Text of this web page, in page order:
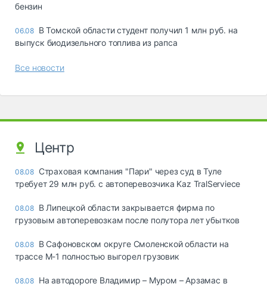
бензин
06.08 В Томской области студент получил 1 млн руб. на
выпуск биодизельного топлива из рапса
Все новости
Центр
08.08 Страховая компания "Пари" через суд в Туле
требует 29 млн руб. с автоперевозчика Kaz TralServiece
08.08 В Липецкой области закрывается фирма по
грузовым автоперевозкам после полутора лет убытков
08.08 В Сафоновском округе Смоленской области на
трассе М-1 полностью выгорел грузовик
08.08 На автодороге Владимир – Муром – Арзамас в